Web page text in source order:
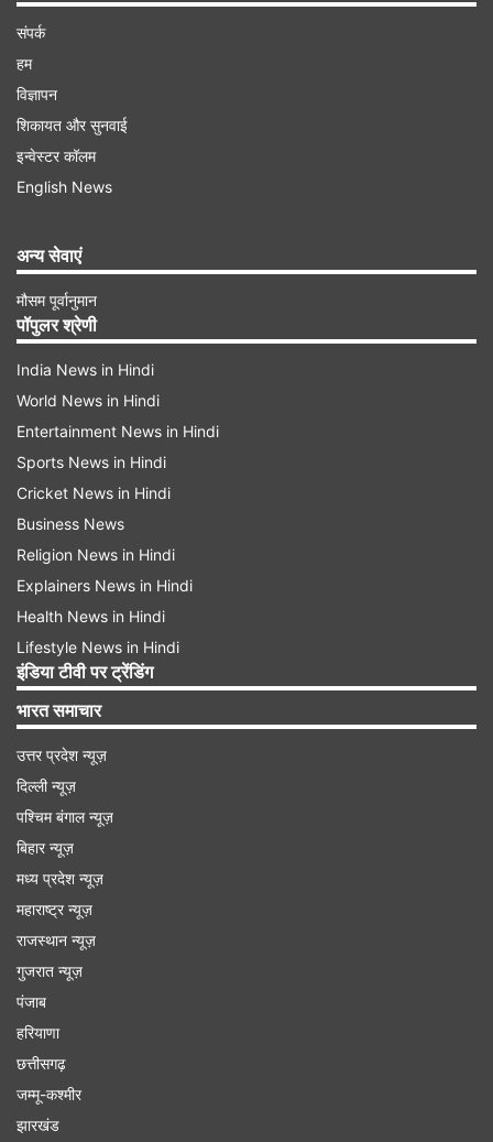
कहां खेले जाएंगे ओलंपिक 2028 के क्रिकेट मुकाबले?
अमेरिका के सदर्न कैलिफोर्निया के पोमोना शहर में खास तौर
जाएंगे।
पोमोना कहां पर है, लॉस एंजिलिस
पोमोना शहर लॉस एंजिलिस से लगभग 50 किलोमीटर दूर है।
यह 500 एकड़ का इवेंट कॉम्प्लेक्स है, जिसने साल 1922 से
लॉस एंजिल्स काउंटी फेयर की मेजबानी की है।
ओलंपिक में कब मैच खेले जाएंगे?
लॉस एंजिलिस में 14 जुलाई से 30 जुलाई 2028 तक
ओलंपिक के मुकाबले खेले जाएंगे। इसका मतलब साफ है
कि इस दौरान ही क्रिकेट के मुकाबले में भी खेले जाएंगे।
संपर्क
हम
विज्ञापन
शिकायत और सुनवाई
इन्वेस्टर कॉलम
English News
अन्य सेवाएं
मौसम पूर्वानुमान
पॉपुलर श्रेणी
India News in Hindi
World News in Hindi
Entertainment News in Hindi
Sports News in Hindi
Cricket News in Hindi
Business News
Religion News in Hindi
Explainers News in Hindi
Health News in Hindi
Lifestyle News in Hindi
इंडिया टीवी पर ट्रेंडिंग
भारत समाचार
उत्तर प्रदेश न्यूज़
दिल्ली न्यूज़
पश्चिम बंगाल न्यूज़
बिहार न्यूज़
मध्य प्रदेश न्यूज़
महाराष्ट्र न्यूज़
राजस्थान न्यूज़
गुजरात न्यूज़
पंजाब
हरियाणा
छत्तीसगढ़
जम्मू-कश्मीर
झारखंड